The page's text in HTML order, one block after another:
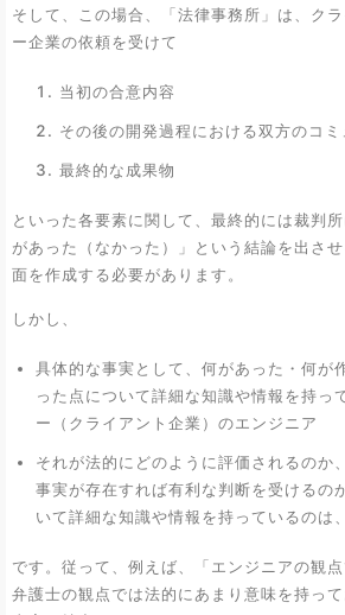
そして、この場合、「法律事務所」は、ク
ー企業の依頼を受けて
当初の合意内容
その後の開発過程における双方のコ
最終的な成果物
といった各要素に関して、最終的には裁判
があった（なかった）」という結論を出さ
面を作成する必要があります。
しかし、
具体的な事実として、何があった・何が
った点について詳細な知識や情報を持っ
ー（クライアント企業）のエンジニア
それが法的にどのように評価されるのか
事実が存在すれば有利な判断を受けるの
いて詳細な知識や情報を持っているのは
です。従って、例えば、「エンジニアの観点
弁護士の観点では法的にあまり意味を持っ